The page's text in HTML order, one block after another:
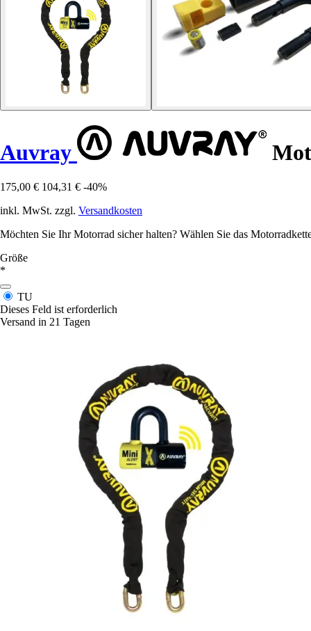
Auvray
175,00 € 104,31 € -40%
inkl. MwSt. zzgl. Versandkosten
Möchten Sie Ihr Motorrad sicher halten? Wählen Sie das
Größe
*
TU
Dieses Feld ist erforderlich
Versand in 21 Tagen